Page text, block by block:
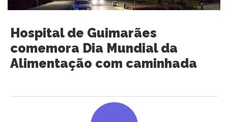
Hospital de Guimarães
comemora Dia Mundial da
Alimentação com caminhada